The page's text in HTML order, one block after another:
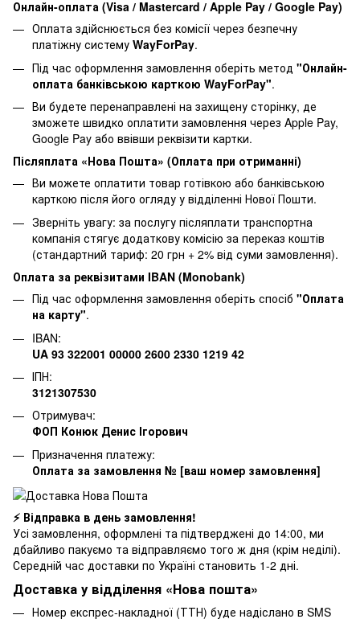
Онлайн-оплата (Visa / Mastercard / Apple Pay / Google Pay)
Оплата здійснюється без комісії через безпечну
платіжну систему WayForPay.
Під час оформлення замовлення оберіть метод "Онлайн-
оплата банківською карткою WayForPay".
Ви будете перенаправлені на захищену сторінку, де
зможете швидко оплатити замовлення через Apple Pay,
Google Pay або ввівши реквізити картки.
Післяплата «Нова Пошта» (Оплата при отриманні)
Ви можете оплатити товар готівкою або банківською
карткою після його огляду у відділенні Нової Пошти.
Зверніть увагу: за послугу післяплати транспортна
компанія стягує додаткову комісію за переказ коштів
(стандартний тариф: 20 грн + 2% від суми замовлення).
Оплата за реквізитами IBAN (Monobank)
Під час оформлення замовлення оберіть спосіб "Оплата
на карту".
IBAN:
UA 93 322001 00000 2600 2330 1219 42
ІПН:
3121307530
Отримувач:
ФОП Конюк Денис Ігорович
Призначення платежу:
Оплата за замовлення № [ваш номер замовлення]
⚡ Відправка в день замовлення!
Усі замовлення, оформлені та підтверджені до 14:00, ми
дбайливо пакуємо та відправляємо того ж дня (крім неділі).
Середній час доставки по Україні становить 1-2 дні.
Доставка у відділення «Нова пошта»
Номер експрес-накладної (ТТН) буде надіслано в SMS